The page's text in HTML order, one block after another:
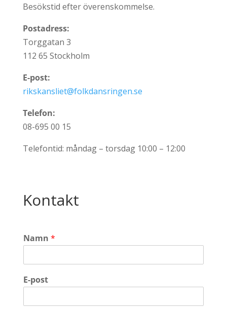
Besökstid efter överenskommelse.
Postadress:
Torggatan 3
112 65 Stockholm
E-post:
rikskansliet@folkdansringen.se
Telefon:
08-695 00 15
Telefontid: måndag – torsdag 10:00 – 12:00
Kontakt
Namn *
E-post